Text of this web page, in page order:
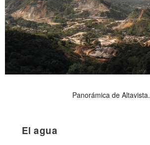
Panorámica de Altavista.
El agua